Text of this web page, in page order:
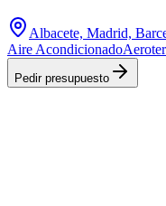
Albacete, Madrid,
Aire Acondicionado
Pedir presupuesto